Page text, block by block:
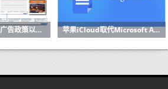
Google更改网络广告政策以符合欧盟的GDPR 苹果iCloud取代Microsoft Azure缺席Google Cloud